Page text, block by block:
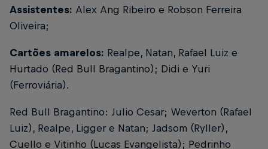
Assistentes: Alex Ang Ribeiro e Robson Ferreira
Oliveira;
Cartões amarelos: Realpe, Natan, Rafael Luiz e
Hurtado (Red Bull Bragantino); Didi e Yuri
(Ferroviária).
Red Bull Bragantino: Julio Cesar; Weverton (Rafael
Luiz), Realpe, Ligger e Natan; Jadsom (Ryller),
Cuello e Vitinho (Lucas Evangelista); Pedrinho